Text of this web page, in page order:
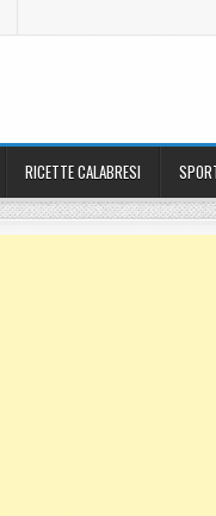
RICETTE CALABRESI